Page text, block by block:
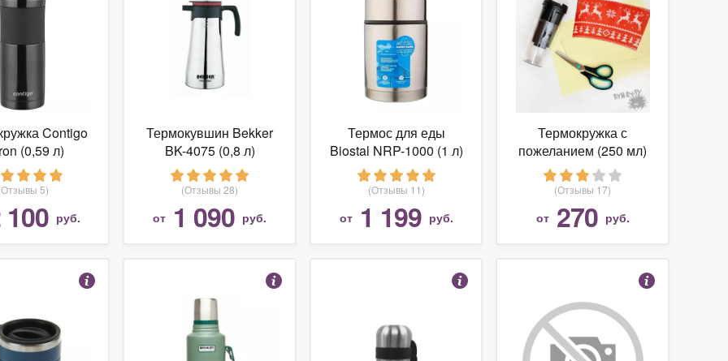
Contigo
(0,59 л)
5)
100 руб.
Термокувшин Bekker
BK-4075 (0,8 л)
(Отзывы 28)
от 1 090 руб.
Термос для еды
Biostal NRP-1000 (1 л)
(Отзывы 11)
от 1 199 руб.
Термокружка с
пожеланием (250 мл)
(Отзывы 17)
от 270 руб.